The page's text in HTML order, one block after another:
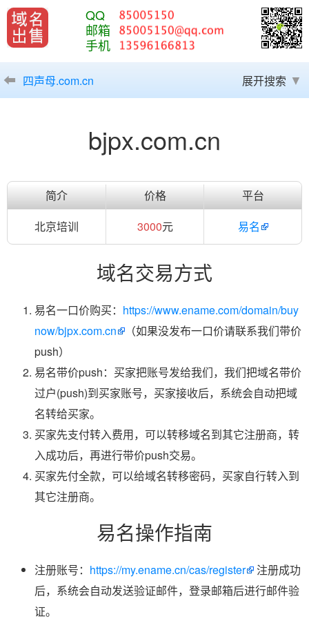
QQ
邮箱
手机
四声母.com.cn 展开搜索
bjpx.com.cn
简介 价格
平台
北京培训
3000元 易名
域名交易方式
易名一口价购买： https://www.ename.com/domain/buy
now/bjpx.com.cn
（如果没发布一口价请联系我们带价
push）
易名带价push：买家把账号发给我们，我们把域名带价
过户(push)到买家账号，买家接收后，系统会自动把域
名转给买家。
买家先支付转入费用，可以转移域名到其它注册商，转
入成功后，再进行带价push交易。
买家先付全款，可以给域名转移密码，买家自行转入到
其它注册商。
易名操作指南
注册账号： https://my.ename.cn/cas/register
注册成功
后，系统会自动发送验证邮件，登录邮箱后进行邮件验
证。